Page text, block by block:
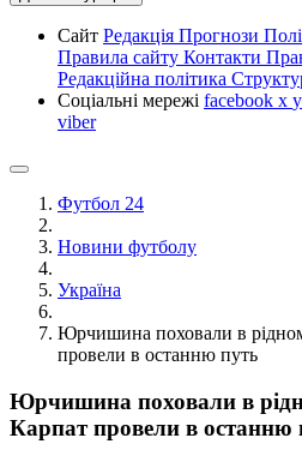
Сайт Редакція Прогнози
Правила сайту Контакти
Редакційна політика
Соціальні мережі facebook x
viber
Футбол 24
Новини футболу
Україна
Юрчишина поховали в
провели в останню путь
Юрчишина поховали в
Карпат провели в останню